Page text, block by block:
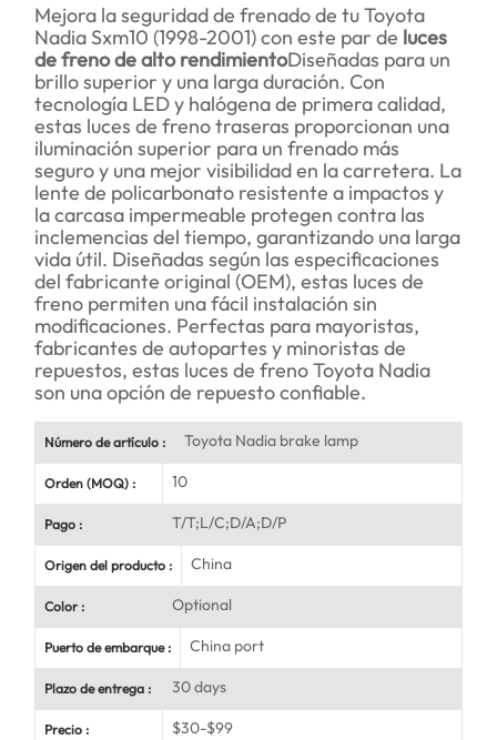
Mejora la seguridad de frenado de tu Toyota
Nadia Sxm10 (1998-2001) con este par de luces
de freno de alto rendimientoDiseñadas para un
brillo superior y una larga duración. Con
tecnología LED y halógena de primera calidad,
estas luces de freno traseras proporcionan una
iluminación superior para un frenado más
seguro y una mejor visibilidad en la carretera. La
lente de policarbonato resistente a impactos y
la carcasa impermeable protegen contra las
inclemencias del tiempo, garantizando una larga
vida útil. Diseñadas según las especificaciones
del fabricante original (OEM), estas luces de
freno permiten una fácil instalación sin
modificaciones. Perfectas para mayoristas,
fabricantes de autopartes y minoristas de
repuestos, estas luces de freno Toyota Nadia
son una opción de repuesto confiable.
Número de artículo : Toyota Nadia brake lamp
Orden (MOQ) : 10
Pago : T/T;L/C;D/A;D/P
Origen del producto : China
Color : Optional
Puerto de embarque : China port
Plazo de entrega : 30 days
Precio : $30-$99